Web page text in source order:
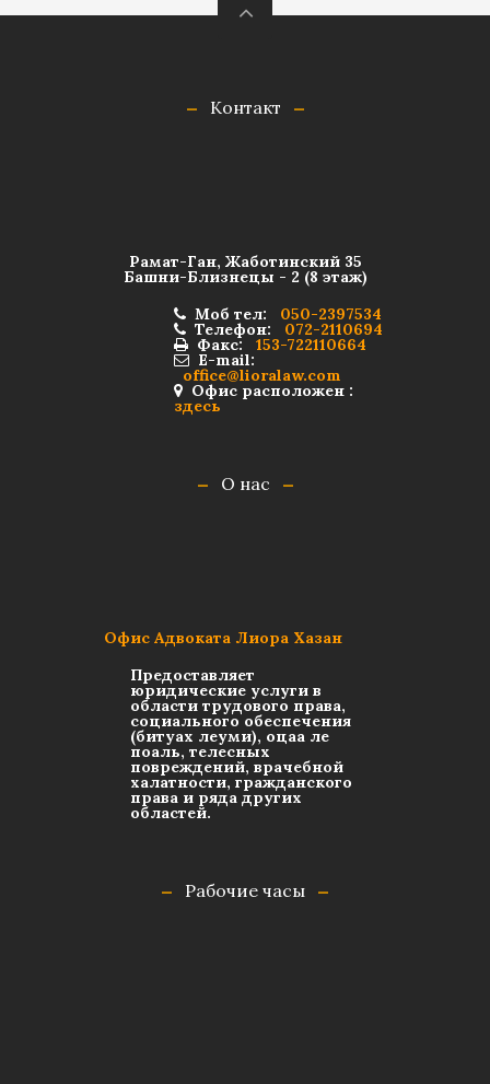
Контакт
Рамат-Ган, Жаботинский 35
Башни-Близнецы - 2 (8 этаж)
Моб тел:
050-2397534
Телефон: 072-2110694
Факс: 153-722110664
E-mail:
office@lioralaw.com
Офис расположен :
здесь
О нас
Офис Адвоката Лиора Хазан
Предоставляет
юридические услуги в
области трудового права,
социального обеспечения
(битуах леуми), оцаа ле
поаль, телесных
повреждений, врачебной
халатности, гражданского
права и ряда других
областей.
Рабочие часы